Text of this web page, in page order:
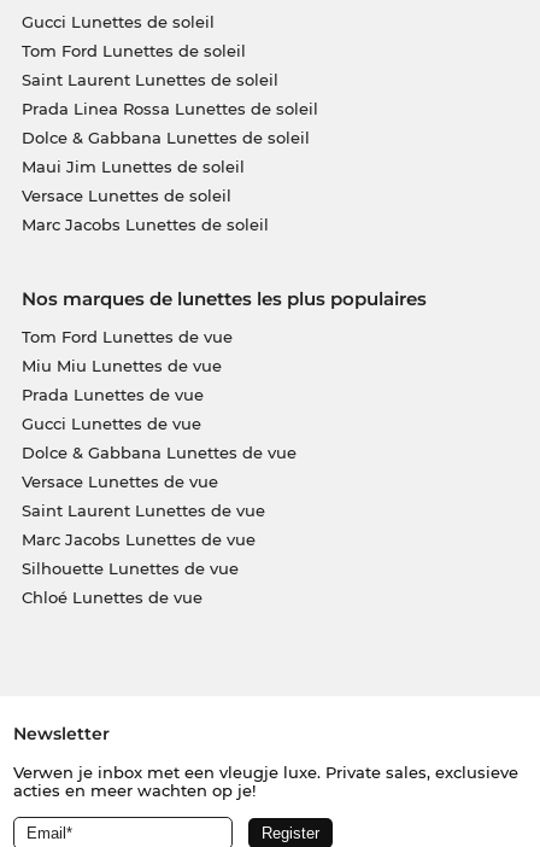
Gucci Lunettes de soleil
Tom Ford Lunettes de soleil
Saint Laurent Lunettes de soleil
Prada Linea Rossa Lunettes de soleil
Dolce & Gabbana Lunettes de soleil
Maui Jim Lunettes de soleil
Versace Lunettes de soleil
Marc Jacobs Lunettes de soleil
Nos marques de lunettes les plus populaires
Tom Ford Lunettes de vue
Miu Miu Lunettes de vue
Prada Lunettes de vue
Gucci Lunettes de vue
Dolce & Gabbana Lunettes de vue
Versace Lunettes de vue
Saint Laurent Lunettes de vue
Marc Jacobs Lunettes de vue
Silhouette Lunettes de vue
Chloé Lunettes de vue
Newsletter
Verwen je inbox met een vleugje luxe. Private sales, exclusieve
acties en meer wachten op je!